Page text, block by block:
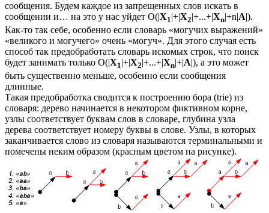
сообщения. Будем каждое из запрещенных слов искать в
сообщении и… на это у нас уйдет O(|X1|+|X2|+...+|Xn|+n|A|).
Как-то так себе, особенно если словарь «могучих выражений»
«великого и могучего» очень «могуч». Для этого случая есть
способ так предобработать словарь искомых строк, что поиск
будет занимать только O(|X1|+|X2|+...+|Xn|+|A|), а это может
быть существенно меньше, особенно если сообщения
длинные.
Такая предобработка сводится к построению бора (trie) из
словаря: дерево начинается в некотором фиктивном корне,
узлы соответствует буквам слов в словаре, глубина узла
дерева соответствует номеру буквы в слове. Узлы, в которых
заканчивается слово из словаря называются терминальными и
помечены неким образом (красным цветом на рисунке).